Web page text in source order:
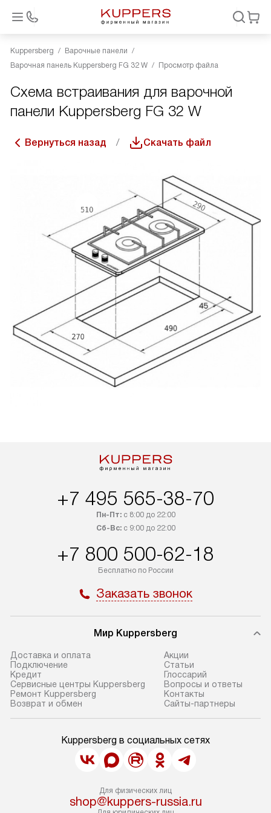
Kuppersberg
Варочные панели
Варочная панель Kuppersberg FG 32 W
Просмотр файла
Схема встраивания для варочной
панели Kuppersberg FG 32 W
Вернуться назад Скачать файл
+7 495 565-38-70
Пн-Пт:с 8:00 до 22:00
Сб-Вс:с 9:00 до 22:00
+7 800 500-62-18
Бесплатно по России
Заказать звонок
Мир Kuppersberg
Доставка и оплата
Подключение
Кредит
Сервисные центры Kuppersberg
Ремонт Kuppersberg
Возврат и обмен
Акции
Cтатьи
Глоссарий
Вопросы и ответы
Контакты
Сайты-партнеры
Kuppersberg в социальных сетях
Для физических лиц
shop@kuppers-russia.ru